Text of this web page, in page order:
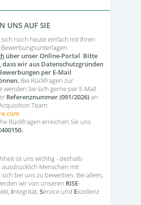
UNS AUF SIE
sich noch heute einfach mit Ihren
über unser Online-Portal. Bitte
dass wir aus Datenschutzgründen
per E-Mail
Bei Rückfragen zur
wenden Sie sich gerne per E-Mail
Referenznummer (091/2026)an
Team:
Rückfragen erreichen Sie uns
ist uns wichtig - deshalb
Menschen mit
bei uns zu bewerben. Bei allem,
wir von unseren RISE-
Integrität, Service und Exzellenz